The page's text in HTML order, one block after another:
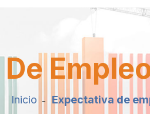
Inicio Expectativa de